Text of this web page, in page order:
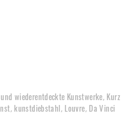
wiederentdeckte Kunstwerke, Kurz
, kunstdiebstahl, Louvre, Da Vinci